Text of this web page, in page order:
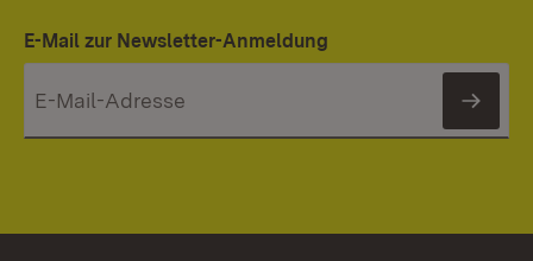
E-Mail zur Newsletter-Anmeldung